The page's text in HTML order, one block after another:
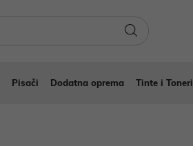
Pisači Dodatna oprema Tinte i Toneri